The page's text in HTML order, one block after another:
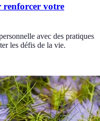
renforcer votre
avec des pratiques
les défis de la vie.